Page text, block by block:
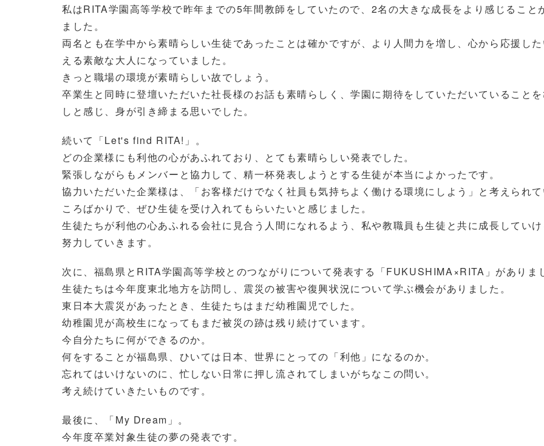
私はRITA学園高等学校で昨年までの5年間教師をしていたので、2名の大きな成長をより感じること
ました。
両名とも在学中から素晴らしい生徒であったことは確かですが、より人間力を増し、心から応援し
える素敵な大人になっていました。
きっと職場の環境が素晴らしい故でしょう。
卒業生と同時に登壇いただいた社長様のお話も素晴らしく、学園に期待をしていただいていること
しと感じ、身が引き締まる思いでした。
続いて「Let's find RITA!」。
どの企業様にも利他の心があふれており、とても素晴らしい発表でした。
緊張しながらもメンバーと協力して、精一杯発表しようとする生徒が本当によかったです。
協力いただいた企業様は、「お客様だけでなく社員も気持ちよく働ける環境にしよう」と考えられ
ころばかりで、ぜひ生徒を受け入れてもらいたいと感じました。
生徒たちが利他の心あふれる会社に見合う人間になれるよう、私や教職員も生徒と共に成長してい
努力していきます。
次に、福島県とRITA学園高等学校とのつながりについて発表する「FUKUSHIMA×RITA」がありま
生徒たちは今年度東北地方を訪問し、震災の被害や復興状況について学ぶ機会がありました。
東日本大震災があったとき、生徒たちはまだ幼稚園児でした。
幼稚園児が高校生になってもまだ被災の跡は残り続けています。
今自分たちに何ができるのか。
何をすることが福島県、ひいては日本、世界にとっての「利他」になるのか。
忘れてはいけないのに、忙しない日常に押し流されてしまいがちなこの問い。
考え続けていきたいものです。
最後に、「My Dream」。
今年度卒業対象生徒の夢の発表です。